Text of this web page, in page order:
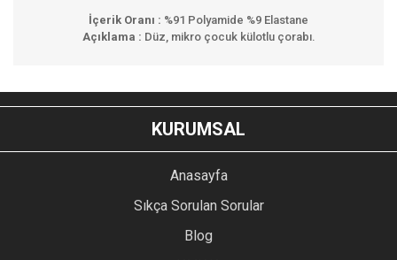
İçerik Oranı : %91 Polyamide %9 Elastane
Açıklama : Düz, mikro çocuk külotlu çorabı.
YORUM YAZ
Bu ürünün fiyat bilgisi, resim, ürün açıklamalarında ve diğer
konularda yetersiz gördüğünüz noktaları öneri formunu
kullanarak tarafımıza iletebilirsiniz.
Ürün resmi kalitesiz, bozuk veya görüntülenemiyor.
Ürün açıklamasında eksik bilgiler bulunuyor.
Ürün bilgilerinde hatalar bulunuyor.
KURUMSAL
Anasayfa
Sıkça Sorulan Sorular
Blog